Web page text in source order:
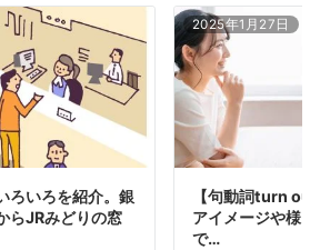
ろいろを紹介。銀
らJRみどりの窓
2025年1月27日
【句動詞turn
アイメージや様
で…